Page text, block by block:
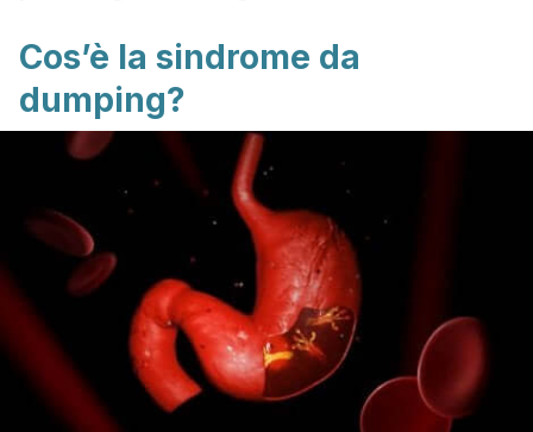
Cos’è la sindrome da
dumping?